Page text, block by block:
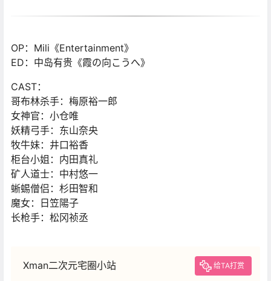
OP：Mili《Entertainment》
ED：中岛有贵《霞の向こうへ》
CAST：
哥布林杀手：梅原裕一郎
女神官：小仓唯
妖精弓手：东山奈央
牧牛妹：井口裕香
柜台小姐：内田真礼
矿人道士：中村悠一
蜥蜴僧侣：杉田智和
魔女：日笠陽子
长枪手：松冈祯丞
Xman二次元宅圈小站 给TA打赏